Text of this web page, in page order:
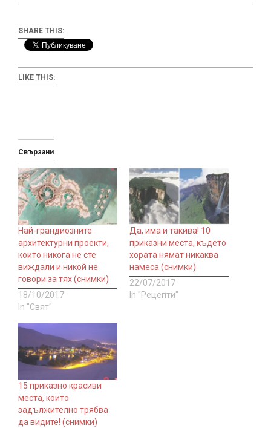
SHARE THIS:
LIKE THIS:
Свързани
Най-грандиозните
архитектурни проекти,
които никога не сте
виждали и никой не
говори за тях (снимки)
18/10/2017
In "Свят"
Да, има и такива! 10
приказни места, където
хората нямат никаква
намеса (снимки)
22/07/2017
In "Рецепти"
15 приказно красиви
места, които
задължително трябва
да видите! (снимки)